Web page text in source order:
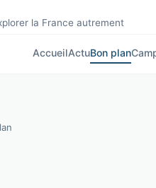
la France autrement
AccueilActuBon plan